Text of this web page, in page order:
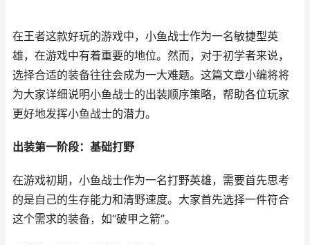
在王者这款好玩的游戏中，小鱼战士作为一名敏捷型英
雄，在游戏中有着重要的地位。然而，对于初学者来说，
选择合适的装备往往会成为一大难题。这篇文章小编将将
为大家详细说明小鱼战士的出装顺序策略，帮助各位玩家
更好地发挥小鱼战士的潜力。
出装第一阶段：基础打野
在游戏初期，小鱼战士作为一名打野英雄，需要首先思考
的是自己的生存能力和清野速度。大家首先选择一件符合
这个需求的装备，如“破甲之箭”。